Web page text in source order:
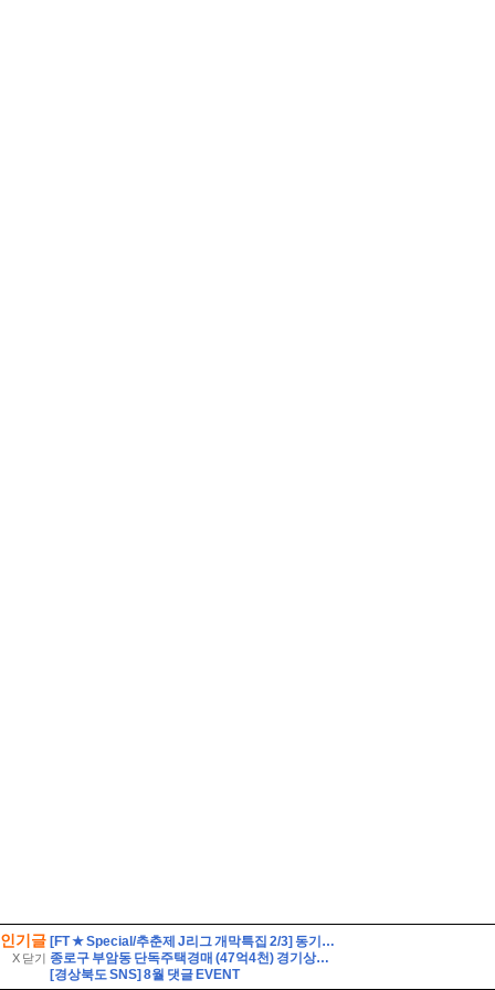
인기글
X 닫기
[FT ★ Special/추춘제 J리그 개막특집 2/3] 동기부여를 가득 채워라! J리그 백년구상리그
종로구 부암동 단독주택경매 (47억4천) 경기상고인근 대지260평 건물60평 2층주택 유찰1회 종로구부암동단독주택 부동산경매 매물건
[경상북도 SNS] 8월 댓글 EVENT